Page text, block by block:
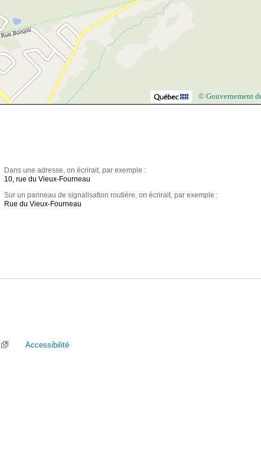
© Gouvernement
Dans une adresse, on écrirait, par exemple :
10, rue du Vieux-Fourneau
Sur un panneau de signalisation routière, on écrirait, par exemple :
Rue du Vieux-Fourneau
Accessibilité